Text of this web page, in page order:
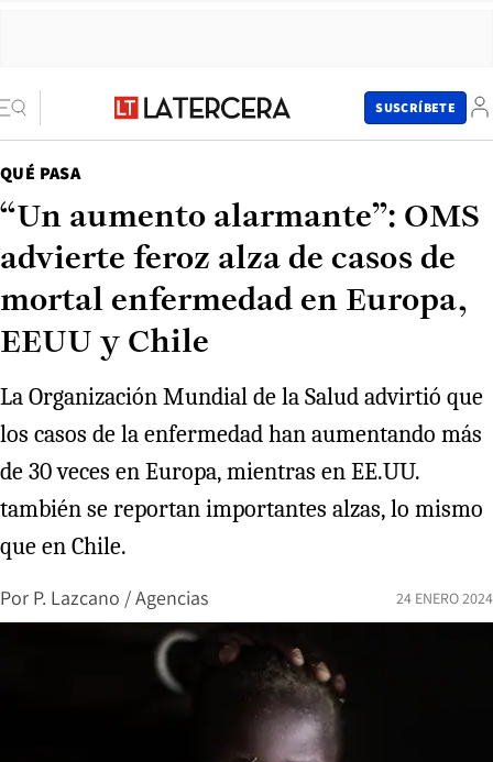
SUSCRÍBETE
QUÉ PASA
“Un aumento alarmante”: OMS
advierte feroz alza de casos de
mortal enfermedad en Europa,
EEUU y Chile
La Organización Mundial de la Salud advirtió que
los casos de la enfermedad han aumentando más
de 30 veces en Europa, mientras en EE.UU.
también se reportan importantes alzas, lo mismo
que en Chile.
Por P. Lazcano / Agencias 24 ENERO 2024